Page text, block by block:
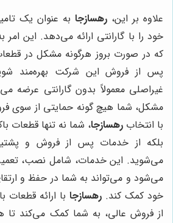
علاوه بر این، رهسازجا به عنوان یک
خود را با گارانتی ارائه می‌دهد. این
که در صورت بروز هرگونه مشکل در
پس از فروش این شرکت بهره‌مند
غیراصلی معمولاً بدون گارانتی عرضه
مشکل، شما هیچ گونه حمایتی از سوی
با انتخاب رهسازجا، شما نه تنها قطعات
بلکه از خدمات پس از فروش و
می‌شوید. این خدمات، شامل نصب،
می‌شود و می‌تواند به شما در حفظ و
خود کمک کند. رهسازجا با ارائه
از فروش عالی، به شما کمک می‌کند تا